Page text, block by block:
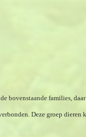
bovenstaande families,
Deze groep